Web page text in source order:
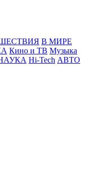
В МИРЕ
Кино и ТВ Музыка
Hi-Tech АВТО